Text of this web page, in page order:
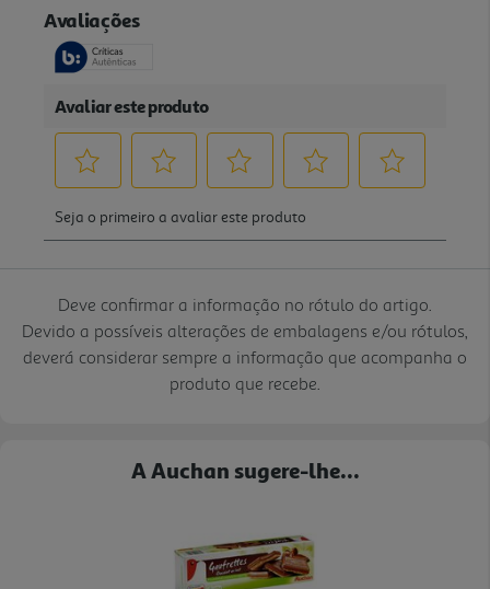
Deve confirmar a informação no rótulo do artigo.
Devido a possíveis alterações de embalagens e/ou rótulos,
deverá considerar sempre a informação que acompanha o
produto que recebe.
A Auchan sugere-lhe...